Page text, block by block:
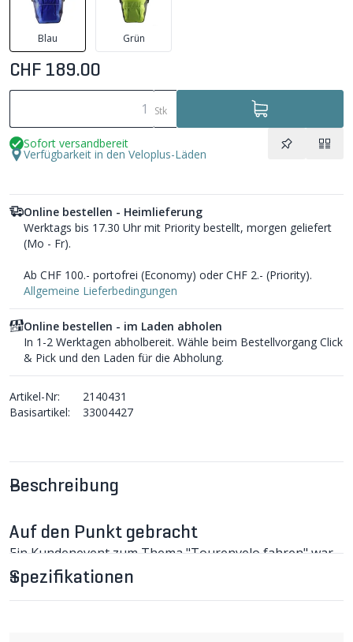
Beschreibung
Auf den Punkt gebracht
Ein Kundenevent zum Thema "Tourenvelo fahren" war
der Startschuss für die Weiterentwicklung der DONAU.
Mit den vielen Inputs, die wir von unseren Kunden dabei
erhalten haben, haben wir die Tasche komplett
Spezifikationen
Blau Grün
CHF 189.00
Stk
Sofort versandbereit
Verfügbarkeit in den Veloplus-Läden
Online bestellen - Heimlieferung
Werktags bis 17.30 Uhr mit Priority bestellt, morgen geliefert
(Mo - Fr).
Ab CHF 100.- portofrei (Economy) oder CHF 2.- (Priority).
Allgemeine Lieferbedingungen
Online bestellen - im Laden abholen
In 1-2 Werktagen abholbereit. Wähle beim Bestellvorgang Click
& Pick und den Laden für die Abholung.
Artikel-Nr:
2140431
Basisartikel:
33004427